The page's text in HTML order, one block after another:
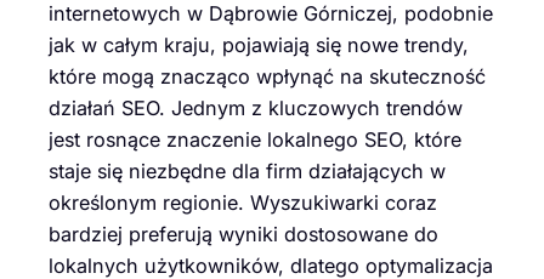
internetowych w Dąbrowie Górniczej, podobnie
jak w całym kraju, pojawiają się nowe trendy,
które mogą znacząco wpłynąć na skuteczność
działań SEO. Jednym z kluczowych trendów
jest rosnące znaczenie lokalnego SEO, które
staje się niezbędne dla firm działających w
określonym regionie. Wyszukiwarki coraz
bardziej preferują wyniki dostosowane do
lokalnych użytkowników, dlatego optymalizacja